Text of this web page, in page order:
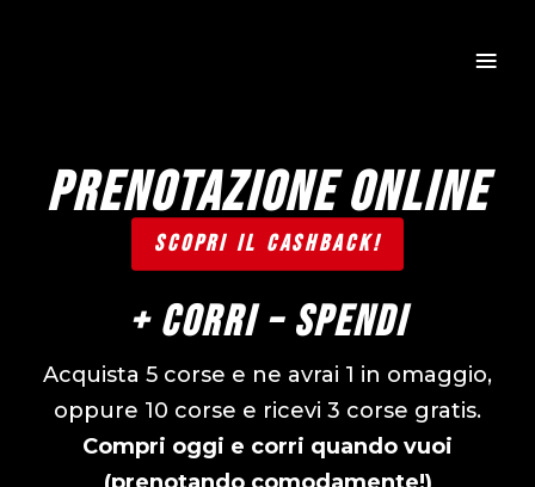
≡
Prenotazione Online
SCOPRI IL CASHBACK!
+ CORRI – SPENDI
Acquista 5 corse e ne avrai 1 in omaggio,
oppure 10 corse e ricevi 3 corse gratis.
Compri oggi e corri quando vuoi
(prenotando comodamente!)